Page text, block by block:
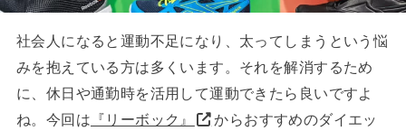
社会人になると運動不足になり、太ってしまうという悩
みを抱えている方は多くいます。それを解消するため
に、休日や通勤時を活用して運動できたら良いですよ
ね。今回は 『リーボック』
からおすすめのダイエッ